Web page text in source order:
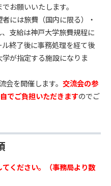
お願いいたします。
には旅費（国内に限る）・
支給は神戸大学旅費規程に
終了後に事務処理を経て後
が指定する施設になりま
を開催します。 交流会の参
でご負担いただきますのでご
ください。（事務局より数